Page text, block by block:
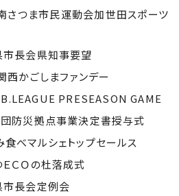
つま市民運動会加世田スポーツ
長会県知事要望
かごしまファンデー
PRESEASON GAME
防災拠点事業決定書授与式
べマルシェトップセールス
ＣＯの杜落成式
長会定例会